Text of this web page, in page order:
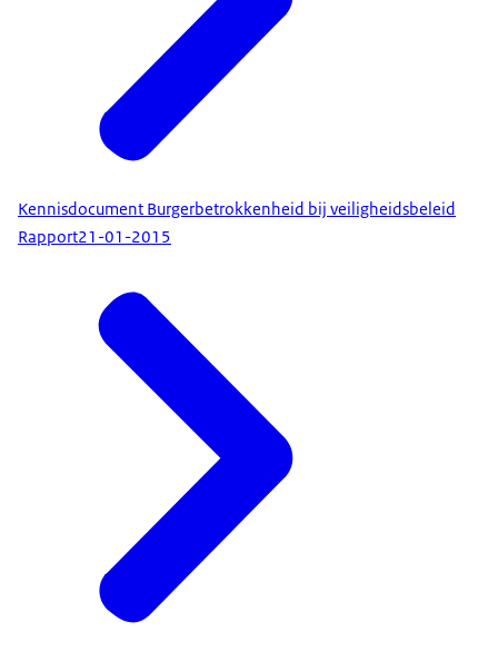
Kennisdocument Burgerbetrokkenheid bij veiligheidsbeleid
Rapport21-01-2015